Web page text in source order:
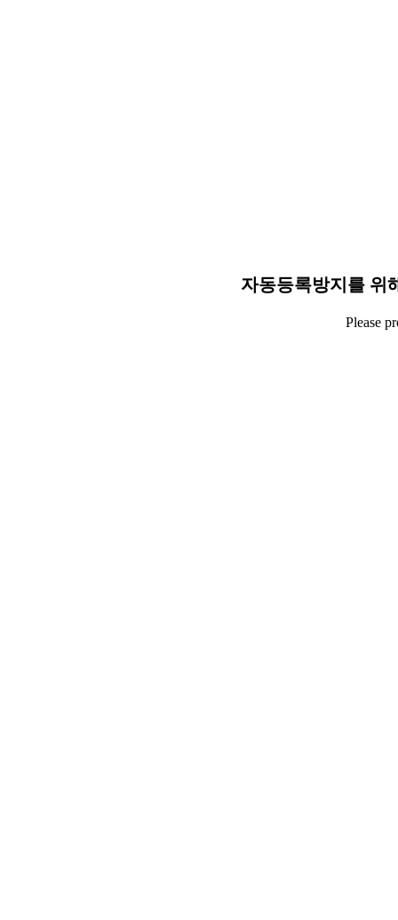
자동등록방지를 위
Please